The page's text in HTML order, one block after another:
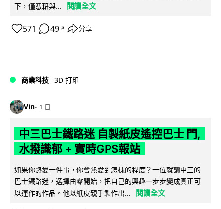
下，僅憑藉與...
閱讀全文
571 49 ↗ 分享
商業科技 3D 打印
Vin 1 日
中三巴士鐵路迷 自製紙皮遙控巴士 門,
水撥識郁 + 實時GPS報站
如果你熱愛一件事，你會熱愛到怎樣的程度？一位就讀中三的
巴士鐵路迷，選擇由零開始，把自己的興趣一步步變成真正可
以運作的作品。他以紙皮親手製作出...
閱讀全文